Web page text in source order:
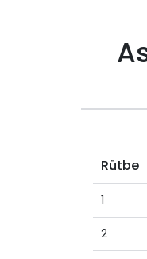
Rütbe
1
2